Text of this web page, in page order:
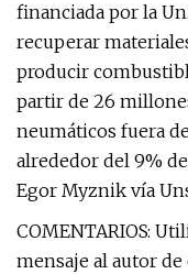
financiada por la
recuperar
producir
partir de 26
neumáticos fuera
alrededor del 9%
Egor Myznik vía
COMENTARIOS:
mensaje al autor